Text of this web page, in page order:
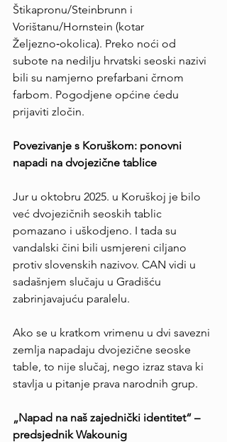
Štikapronu/Steinbrunn i
Vorištanu/Hornstein (kotar
Željezno‑okolica). Preko noći od
subote na nedilju hrvatski seoski nazivi
bili su namjerno prefarbani črnom
farbom. Pogodjene općine ćedu
prijaviti zločin.
Povezivanje s Koruškom: ponovni
napadi na dvojezične tablice
Jur u oktobru 2025. u Koruškoj je bilo
već dvojezičnih seoskih tablic
pomazano i uškodjeno. I tada su
vandalski čini bili usmjereni ciljano
protiv slovenskih nazivov. CAN vidi u
sadašnjem slučaju u Gradišću
zabrinjavajuću paralelu.
Ako se u kratkom vrimenu u dvi savezni
zemlja napadaju dvojezične seoske
table, to nije slučaj, nego izraz stava ki
stavlja u pitanje prava narodnih grup.
„Napad na naš zajednički identitet“ –
predsjednik Wakounig